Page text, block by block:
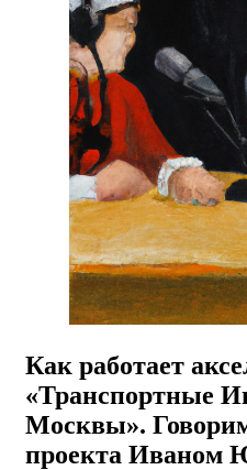
Как работает
«Транспортные
Москвы».
проекта